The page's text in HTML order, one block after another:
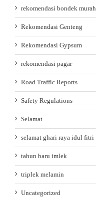
rekomendasi bondek murah
Rekomendasi Genteng
Rekomendasi Gypsum
rekomendasi pagar
Road Traffic Reports
Safety Regulations
Selamat
selamat ghari raya idul fitri
tahun baru imlek
triplek melamin
Uncategorized